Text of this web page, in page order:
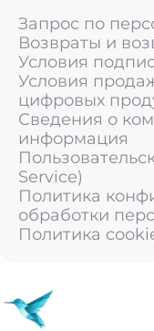
Запрос по
Возвраты и
Условия
Условия
цифровых
Сведения о
информация
Service)
Политика
обработки
Политика